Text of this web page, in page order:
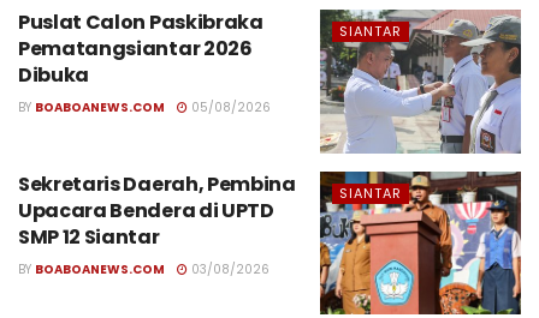
SIANTAR
Puslat Calon Paskibraka
Pematangsiantar 2026
Dibuka
BY BOABOANEWS.COM 05/08/2026
SIANTAR
Sekretaris Daerah, Pembina
Upacara Bendera di UPTD
SMP 12 Siantar
BY BOABOANEWS.COM 03/08/2026